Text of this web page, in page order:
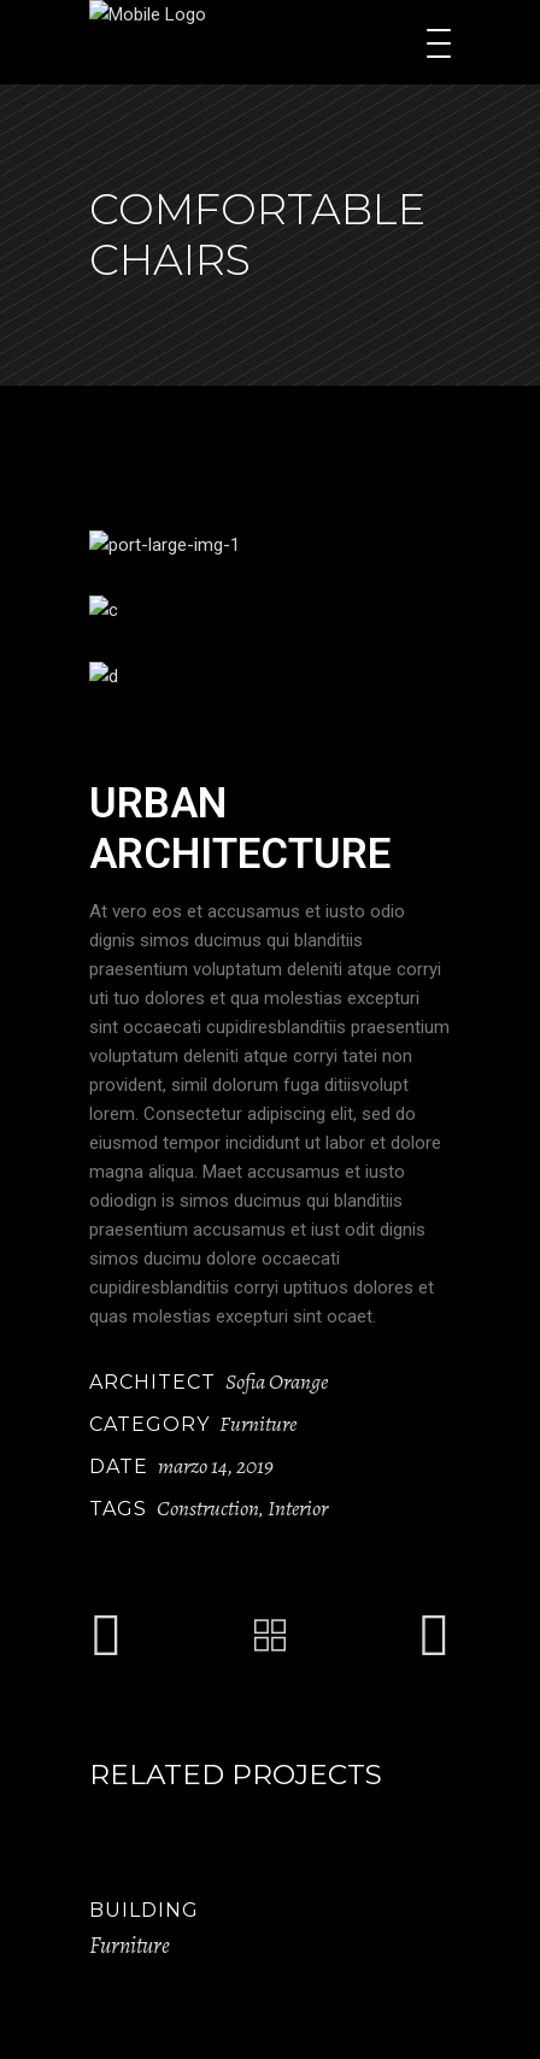
COMFORTABLE
CHAIRS
URBAN
ARCHITECTURE
At vero eos et accusamus et iusto odio
dignis simos ducimus qui blanditiis
praesentium voluptatum deleniti atque corryi
uti tuo dolores et qua molestias excepturi
sint occaecati cupidiresblanditiis praesentium
voluptatum deleniti atque corryi tatei non
provident, simil dolorum fuga ditiisvolupt
lorem. Consectetur adipiscing elit, sed do
eiusmod tempor incididunt ut labor et dolore
magna aliqua. Maet accusamus et iusto
odiodign is simos ducimus qui blanditiis
praesentium accusamus et iust odit dignis
simos ducimu dolore occaecati
cupidiresblanditiis corryi uptituos dolores et
quas molestias excepturi sint ocaet.
ARCHITECT Sofia Orange
CATEGORY Furniture
DATE marzo 14, 2019
TAGS Construction, Interior
RELATED PROJECTS
BUILDING
Furniture